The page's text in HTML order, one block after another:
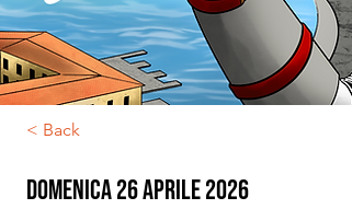
< Back
domenica 26 aprile 2026